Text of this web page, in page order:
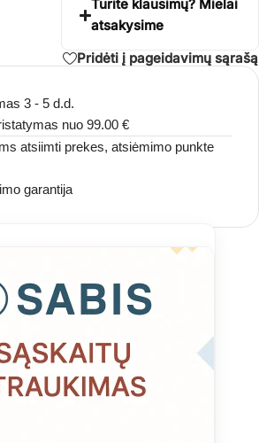
Turite klausimų? Mielai
atsakysime
Pridėti į pageidavimų sąrašą
3 - 5 d.d.
nuo 99.00 €
atsiimti prekes, atsiėmimo punkte
garantija